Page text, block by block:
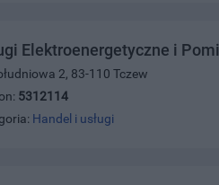
Elektroenergetyczne i
2, 83-110 Tczew
5312114
Handel i usługi